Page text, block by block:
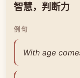
智慧，判断力
例句
With age